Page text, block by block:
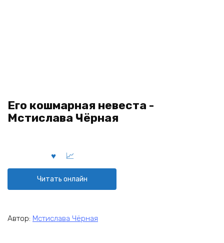
Его кошмарная невеста -
Мстислава Чёрная
Читать онлайн
Автор: Мстислава Чёрная